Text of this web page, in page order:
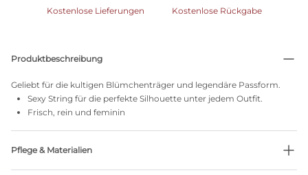
Kostenlose Lieferungen Kostenlose Rückgabe
Produktbeschreibung
Geliebt für die kultigen Blümchenträger und legendäre Passform.
Sexy String für die perfekte Silhouette unter jedem Outfit.
Frisch, rein und feminin
Pflege & Materialien